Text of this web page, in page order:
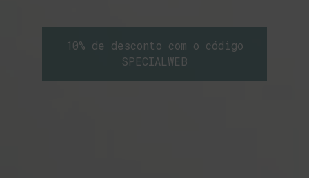
10% de desconto com o código
SPECIALWEB